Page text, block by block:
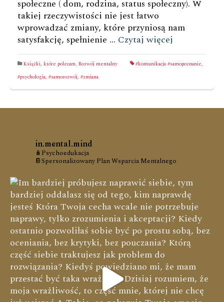
społeczne ( dom, rodzina, status społeczny). W
takiej rzeczywistości nie jest łatwo
wprowadzać zmiany, które przyniosą nam
satysfakcję, spełnienie … Czytaj więcej
Książki, które polecam, Rozwój mentalny #komunikacja #samopoznanie,
#psychologia, #samorozwój, #zmiana
in.mental.mind
🪆Psychoedukacja
📔Spersonalizowany Plan Wsparcia Mentalnego